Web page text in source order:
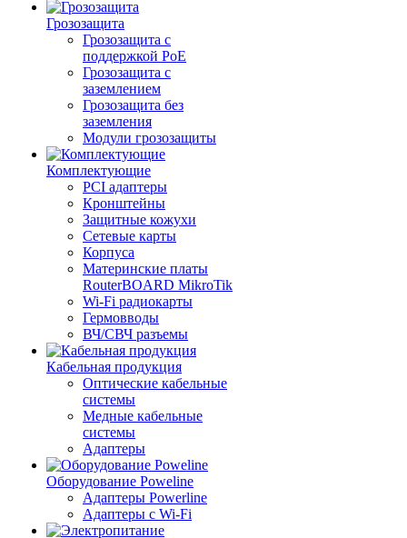
Грозозащита
Грозозащита с
поддержкой PoE
Грозозащита с
заземлением
Грозозащита без
заземления
Модули грозозащиты
Комплектующие
PCI адаптеры
Кронштейны
Защитные кожухи
Сетевые карты
Корпуса
Материнские платы
RouterBOARD MikroTik
Wi-Fi радиокарты
Гермовводы
ВЧ/СВЧ разъемы
Кабельная продукция
Оптические кабельные
системы
Медные кабельные
системы
Адаптеры
Оборудование Poweline
Адаптеры Powerline
Адаптеры с Wi-Fi